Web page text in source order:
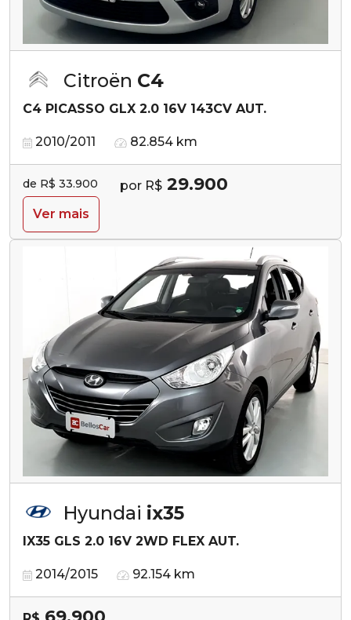
Citroën C4
C4 PICASSO GLX 2.0 16V 143CV AUT.
2010/2011 82.854 km
de R$ 33.900 por R$ 29.900
Ver mais
Hyundai ix35
IX35 GLS 2.0 16V 2WD FLEX AUT.
2014/2015 92.154 km